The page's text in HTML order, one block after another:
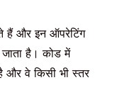
हैं और इन ऑपरेटिंग
जाता है। कोड में
औरवे किसी भी स्तर